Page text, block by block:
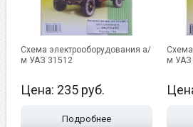
Схема электрооборудования а/
м УАЗ 31512
Цена: 235 руб.
Подробнее
м УАЗ